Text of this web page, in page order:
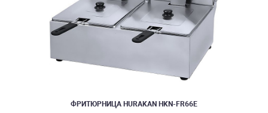
ФРИТЮРНИЦА HURAKAN HKN-FR66E